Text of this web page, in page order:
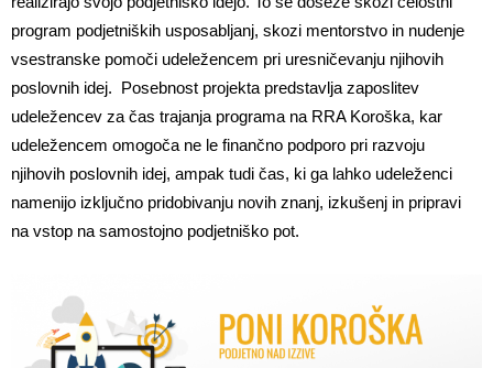
program podjetniških usposabljanj, skozi mentorstvo in nudenje
vsestranske pomoči udeležencem pri uresničevanju njihovih
poslovnih idej. Posebnost projekta predstavlja zaposlitev
udeležencev za čas trajanja programa na RRA Koroška, kar
udeležencem omogoča ne le finančno podporo pri razvoju
njihovih poslovnih idej, ampak tudi čas, ki ga lahko udeleženci
namenijo izključno pridobivanju novih znanj, izkušenj in pripravi
na vstop na samostojno podjetniško pot.